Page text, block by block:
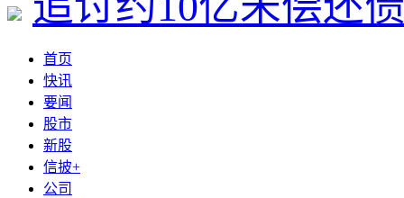
首页
快讯
要闻
股市
新股
信披+
公司